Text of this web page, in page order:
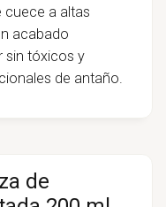
cuece a altas
acabado
sin tóxicos y
de antaño.
de